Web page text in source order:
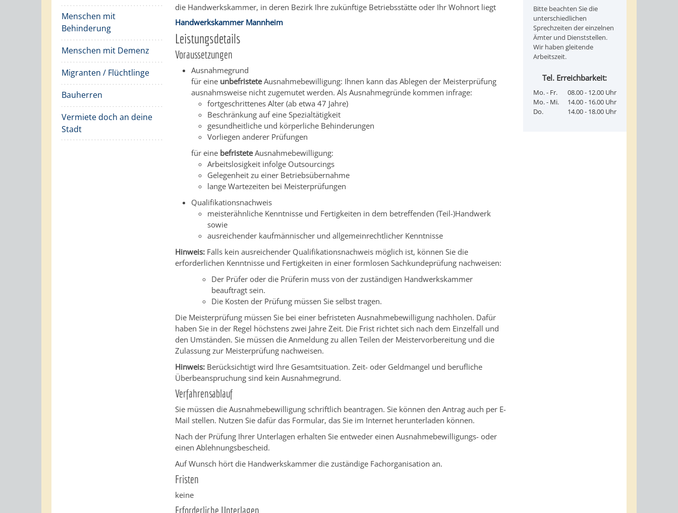
Menschen mit
Behinderung
Menschen mit Demenz
Migranten / Flüchtlinge
Bauherren
Vermiete doch an deine
Stadt
die Handwerkskammer, in deren Bezirk Ihre zukünftige Betriebsstätte oder Ihr Wohnort liegt
Handwerkskammer Mannheim
Leistungsdetails
Voraussetzungen
Ausnahmegrund
für eine unbefristeteAusnahmebewilligung: Ihnen kann das Ablegen der Meisterprüfung
ausnahmsweise nicht zugemutet werden.Als Ausnahmegründe kommen infrage:
fortgeschrittenes Alter (ab etwa 47 Jahre)
Beschränkung auf eine Spezialtätigkeit
gesundheitliche und körperliche Behinderungen
Vorliegen anderer Prüfungen
für eine befristeteAusnahmebewilligung:
Arbeitslosigkeit infolge Outsourcings
Gelegenheit zu einer Betriebsübernahme
lange Wartezeiten bei Meisterprüfungen
Qualifikationsnachweis
meisterähnliche Kenntnisse und Fertigkeiten in dem betreffenden (Teil-)Handwerk
sowie
ausreichender kaufmännischer und allgemeinrechtlicher Kenntnisse
Hinweis: Falls kein ausreichender Qualifikationsnachweis möglich ist, können Sie die
erforderlichen Kenntnisse und Fertigkeiten in einer formlosen Sachkundeprüfung nachweisen:
Der Prüfer oder die Prüferin muss von der zuständigen Handwerkskammer
beauftragt sein.
Die Kosten der Prüfung müssen Sie selbst tragen.
Die Meisterprüfung müssen Sie bei einer befristeten Ausnahmebewilligung nachholen. Dafür
haben Sie in der Regel höchstens zwei Jahre Zeit. Die Frist richtet sich nach dem Einzelfall und
den Umständen. Sie müssen die Anmeldung zu allen Teilen der Meistervorbereitung und die
Zulassung zur Meisterprüfung nachweisen.
Hinweis: Berücksichtigt wird Ihre Gesamtsituation. Zeit- oder Geldmangel und berufliche
Überbeanspruchung sind kein Ausnahmegrund.
Verfahrensablauf
Sie müssen die Ausnahmebewilligung schriftlich beantragen. Sie können den Antrag auch per E-
Mail stellen. Nutzen Sie dafür das Formular, das Sie im Internet herunterladen können.
Nach der Prüfung Ihrer Unterlagen erhalten Sie entweder einen Ausnahmebewilligungs- oder
einen Ablehnungsbescheid.
Auf Wunsch hört die Handwerkskammer die zuständige Fachorganisation an.
Fristen
keine
Erforderliche Unterlagen
Bitte beachten Sie die
unterschiedlichen
Sprechzeiten der einzelnen
Ämter und Dienststellen.
Wir haben gleitende
Arbeitszeit.
Tel. Erreichbarkeit:
Mo. - Fr.
08.00 - 12.00 Uhr
Mo. - Mi.
14.00 - 16.00 Uhr
Do.
14.00 - 18.00 Uhr